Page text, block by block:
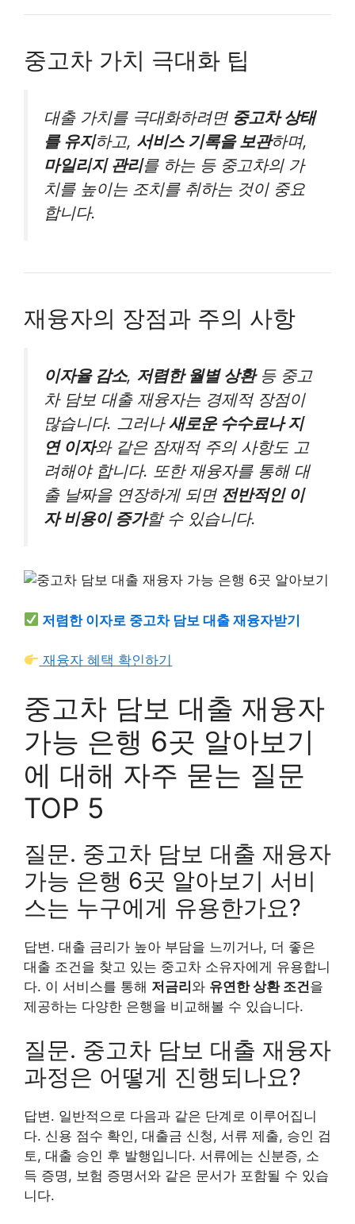
중고차 가치 극대화 팁
대출 가치를 극대화하려면 중고차 상태
를 유지하고, 서비스 기록을 보관하며,
마일리지 관리를 하는 등 중고차의 가
치를 높이는 조치를 취하는 것이 중요
합니다.
재융자의 장점과 주의 사항
이자율 감소, 저렴한 월별 상환등 중고
차 담보 대출 재융자는 경제적 장점이
많습니다. 그러나새로운 수수료나 지
연 이자와 같은 잠재적 주의 사항도 고
려해야 합니다. 또한 재융자를 통해 대
출 날짜을 연장하게 되면 전반적인 이
자 비용이 증가할 수 있습니다.
저렴한 이자로 중고차 담보 대출 재융자받기
재융자 혜택 확인하기
중고차 담보 대출 재융자
가능 은행 6곳 알아보기
에 대해 자주 묻는 질문
TOP 5
질문. 중고차 담보 대출 재융자
가능 은행 6곳 알아보기 서비
스는 누구에게 유용한가요?
답변. 대출 금리가 높아 부담을 느끼거나, 더 좋은
대출 조건을 찾고 있는 중고차 소유자에게 유용합니
다. 이 서비스를 통해 저금리와 유연한 상환 조건을
제공하는 다양한 은행을 비교해볼 수 있습니다.
질문. 중고차 담보 대출 재융자
과정은 어떻게 진행되나요?
답변. 일반적으로 다음과 같은 단계로 이루어집니
다. 신용 점수 확인, 대출금 신청, 서류 제출, 승인 검
토, 대출 승인 후 발행입니다. 서류에는 신분증, 소
득 증명, 보험 증명서와 같은 문서가 포함될 수 있습
니다.